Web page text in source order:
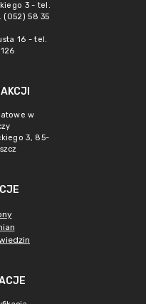
3 - tel.
(052) 58 35
16 - tel.
w
3, 85-